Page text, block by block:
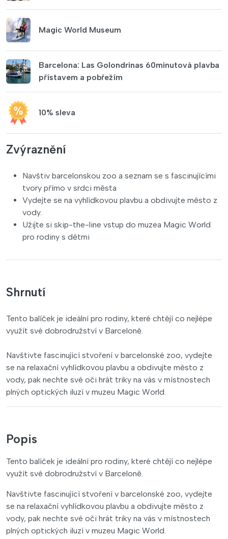
Magic World Museum
Barcelona: Las Golondrinas 60minutová plavba
přístavem a pobřežím
10% sleva
Zvýraznění
Navštiv barcelonskou zoo a seznam se s fascinujícími
tvory přímo v srdci města
Vydejte se na vyhlídkovou plavbu a obdivujte město z
vody.
Užijte si skip-the-line vstup do muzea Magic World
pro rodiny s dětmi
Shrnutí
Tento balíček je ideální pro rodiny, které chtějí co nejlépe
využít své dobrodružství v Barceloně.
Navštivte fascinující stvoření v barcelonské zoo, vydejte
se na relaxační vyhlídkovou plavbu a obdivujte město z
vody, pak nechte své oči hrát triky na vás v místnostech
plných optických iluzí v muzeu Magic World.
Popis
Tento balíček je ideální pro rodiny, které chtějí co nejlépe
využít své dobrodružství v Barceloně.
Navštivte fascinující stvoření v barcelonské zoo, vydejte
se na relaxační vyhlídkovou plavbu a obdivujte město z
vody, pak nechte své oči hrát triky na vás v místnostech
plných optických iluzí v muzeu Magic World.